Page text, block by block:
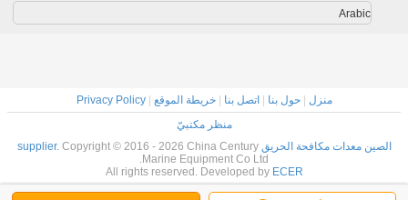
Arabic
منزل |حول بنا |اتصل بنا |خريطة الموقع |
Privacy Policy
منظر مكتبيّ
الصين معدات مكافحة الحريق supplier.Copyright © 2016 - 2026 China Century
Marine Equipment Co Ltd.
All rights reserved. Developed by ECER